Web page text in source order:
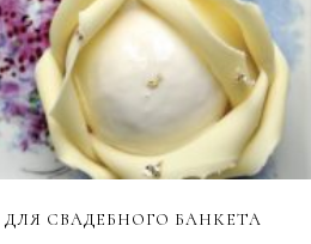
СВАДЕБНОГО БАНКЕТА